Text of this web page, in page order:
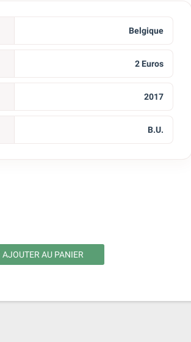
Belgique
2 Euros
2017
B.U.
AJOUTER AU PANIER